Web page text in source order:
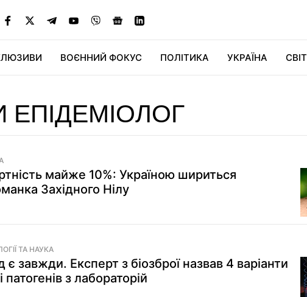
ВОЄННИЙ ФОКУС ПОЛІТИКА УКРАЇНА СВІТ
майже 10%: Україною шириться
Західного Нілу
ТА НАУКА
є завжди. Експерт з біозброї назвав 4 варіанти
патогенів з лабораторій